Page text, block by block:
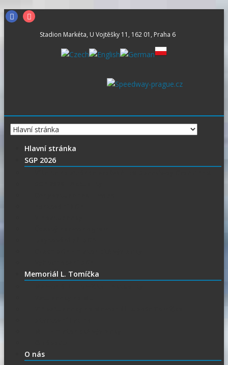
SkipFacebookInstagram
Stadion Markéta, U Vojtěšky 11, 162 01, Praha 6
Hlavní stránka
SGP 2026
Memoriál L. Tomíčka
O nás